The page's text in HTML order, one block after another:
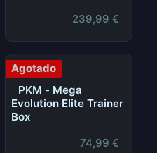
239,99 €
Agotado
PKM - Mega
Evolution Elite Trainer
Box
74,99 €